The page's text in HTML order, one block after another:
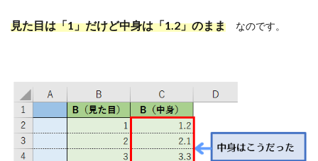
見た目は「1」だけど中身は「1.2」のまま なのです。